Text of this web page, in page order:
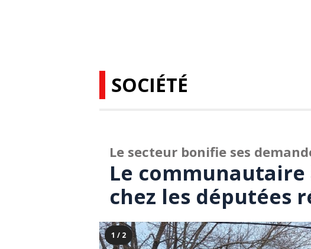
SOCIÉTÉ
Le secteur bonifie ses
Le
chez les députées
1 / 2